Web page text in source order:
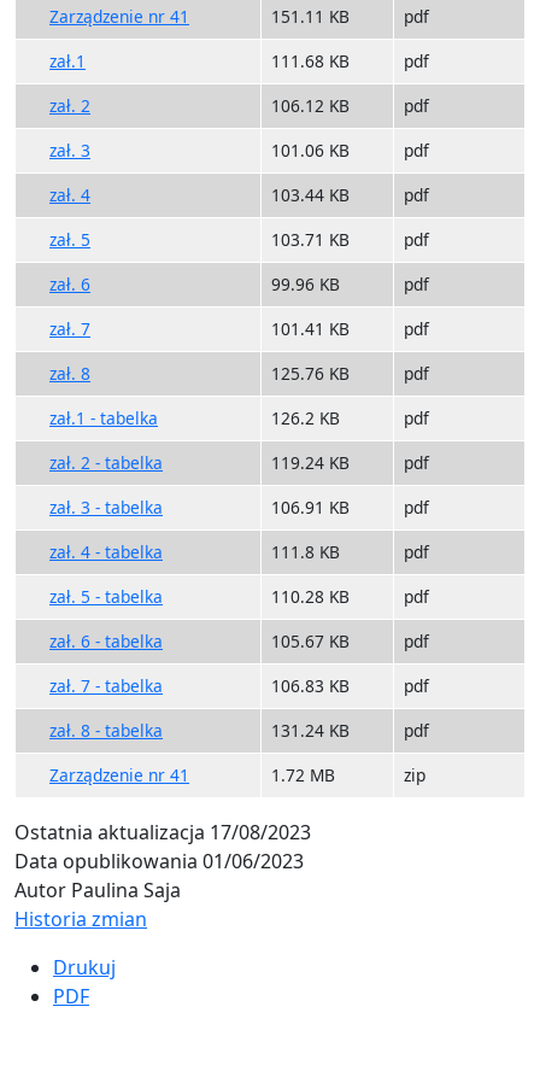
Zarządzenie nr 41
151.11 KB
pdf
zał.1
111.68 KB
pdf
zał. 2
106.12 KB
pdf
zał. 3
101.06 KB
pdf
zał. 4
103.44 KB
pdf
zał. 5
103.71 KB
pdf
zał. 6
99.96 KB
pdf
zał. 7
101.41 KB
pdf
zał. 8
125.76 KB
pdf
zał.1 - tabelka
126.2 KB
pdf
zał. 2 - tabelka
119.24 KB
pdf
zał. 3 - tabelka
106.91 KB
pdf
zał. 4 - tabelka
111.8 KB
pdf
zał. 5 - tabelka
110.28 KB
pdf
zał. 6 - tabelka
105.67 KB
pdf
zał. 7 - tabelka
106.83 KB
pdf
zał. 8 - tabelka
131.24 KB
pdf
Zarządzenie nr 41
1.72 MB zip
Ostatnia aktualizacja 17/08/2023
Data opublikowania 01/06/2023
Autor Paulina Saja
Historia zmian
Drukuj
PDF